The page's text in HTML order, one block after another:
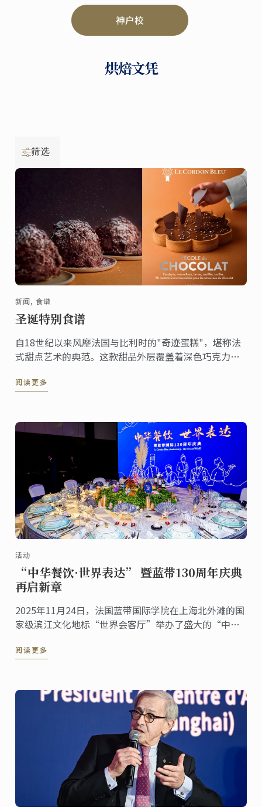
神户校
烘焙文凭
筛选
新闻, 食谱
圣诞特别食谱
自18世纪以来风靡法国与比利时的"奇迹蛋糕"，堪称法
式甜点艺术的典范。这款甜品外层覆盖着深色巧克力刨
力慕斯的精妙结合。
阅读更多
活动
“中华餐饮·世界表达” 暨蓝带130周年庆典
再启新章
2025年11月24日，法国蓝带国际学院在上海北外滩的国
家级滨江文化地标“世界会客厅”举办了盛大的“中华
家的驻沪总领事、国际友人，以及来自艺术、文化等各
阅读更多